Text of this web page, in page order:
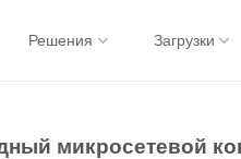
Решения Загрузки
микросетевой